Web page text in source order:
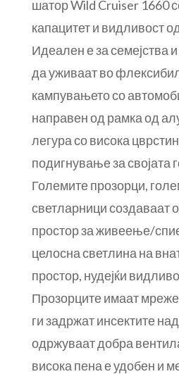
шатор Wild Cruiser 1660
капацитет и видливост
Идеален е за семејства
да уживаат во
кампувањето со
направен од рамка од
легура со висока
подигнување за својата
Големите прозорци,
светларници создаваат
простор за живеење/
целосна светлина на
простор, нудејќи
Прозорците имаат
ги задржат инсектите
одржуваат добра
висока пена е удобен и